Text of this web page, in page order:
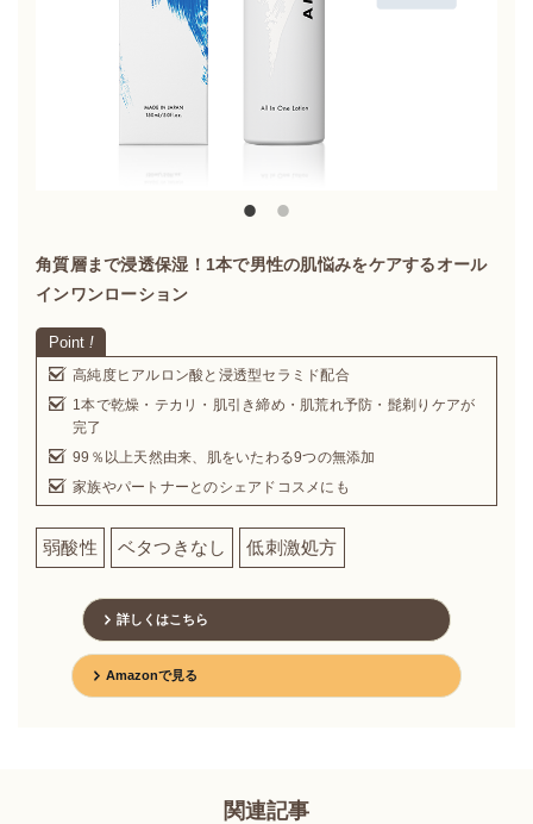
角質層まで浸透保湿！1本で男性の肌悩みをケアするオール
インワンローション
Point !
高純度ヒアルロン酸と浸透型セラミド配合
1本で乾燥・テカリ・肌引き締め・肌荒れ予防・髭剃りケアが
完了
99％以上天然由来、肌をいたわる9つの無添加
家族やパートナーとのシェアドコスメにも
弱酸性 ベタつきなし 低刺激処方
詳しくはこちら
Amazonで見る
関連記事